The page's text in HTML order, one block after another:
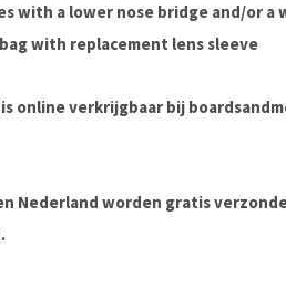
with a lower nose bridge and/or a
with replacement lens sleeve
online verkrijgbaar bij
Nederland worden gratis